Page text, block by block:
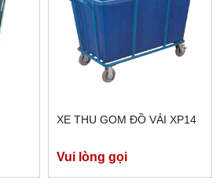
XE THU GOM ĐỒ VẢI XP14
Vui lòng gọi